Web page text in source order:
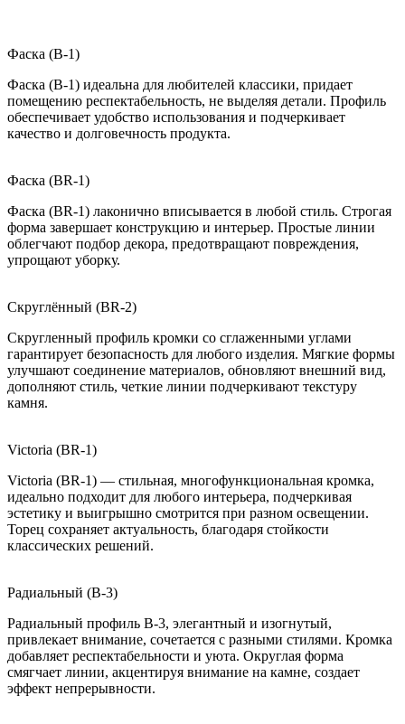
Фаска (B-1)
Фаска (B-1) идеальна для любителей классики, придает
помещению респектабельность, не выделяя детали. Профиль
обеспечивает удобство использования и подчеркивает
качество и долговечность продукта.
Фаска (BR-1)
Фаска (BR-1) лаконично вписывается в любой стиль. Строгая
форма завершает конструкцию и интерьер. Простые линии
облегчают подбор декора, предотвращают повреждения,
упрощают уборку.
Скруглённый (BR-2)
Скругленный профиль кромки со сглаженными углами
гарантирует безопасность для любого изделия. Мягкие формы
улучшают соединение материалов, обновляют внешний вид,
дополняют стиль, четкие линии подчеркивают текстуру
камня.
Victoria (BR-1)
Victoria (BR-1) — стильная, многофункциональная кромка,
идеально подходит для любого интерьера, подчеркивая
эстетику и выигрышно смотрится при разном освещении.
Торец сохраняет актуальность, благодаря стойкости
классических решений.
Радиальный (B-3)
Радиальный профиль B-3, элегантный и изогнутый,
привлекает внимание, сочетается с разными стилями. Кромка
добавляет респектабельности и уюта. Округлая форма
смягчает линии, акцентируя внимание на камне, создает
эффект непрерывности.